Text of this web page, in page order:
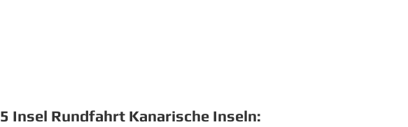
5 Insel Rundfahrt Kanarische Inseln: